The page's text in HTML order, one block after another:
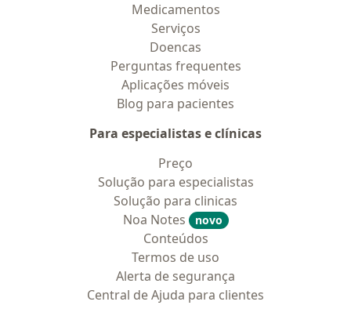
Medicamentos
Serviços
Doencas
Perguntas frequentes
Aplicações móveis
Blog para pacientes
Para especialistas e clínicas
Preço
Solução para especialistas
Solução para clinicas
Noa Notes
novo
Conteúdos
Termos de uso
Alerta de segurança
Central de Ajuda para clientes